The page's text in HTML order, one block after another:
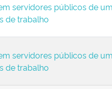
servidores públicos de
de trabalho
servidores públicos de
de trabalho